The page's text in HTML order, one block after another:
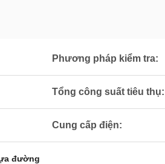
Phương pháp kiểm tra:
Tổng công suất tiêu thụ:
Cung cấp điện:
đường